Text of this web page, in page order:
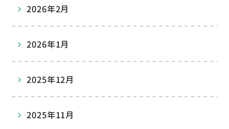
2026年2月
2026年1月
2025年12月
2025年11月